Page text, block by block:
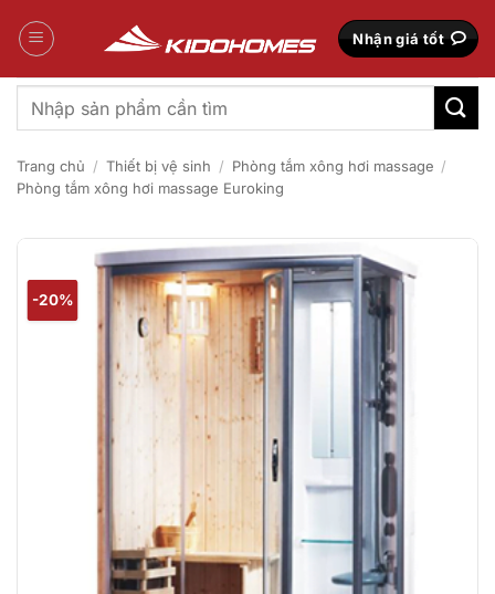
qua
Nhận giá tốt
Tìm
kiếm:
Trang chủ / Thiết bị vệ sinh / Phòng tắm xông hơi massage /
Phòng tắm xông hơi massage Euroking
-20%